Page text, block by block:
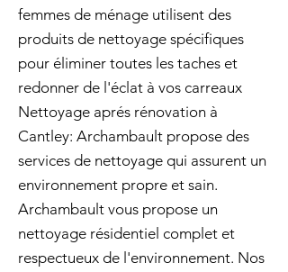
femmes de ménage utilisent des
produits de nettoyage spécifiques
pour éliminer toutes les taches et
redonner de l'éclat à vos carreaux
Nettoyage aprés rénovation à
Cantley: Archambault propose des
services de nettoyage qui assurent un
environnement propre et sain.
Archambault vous propose un
nettoyage résidentiel complet et
respectueux de l'environnement. Nos